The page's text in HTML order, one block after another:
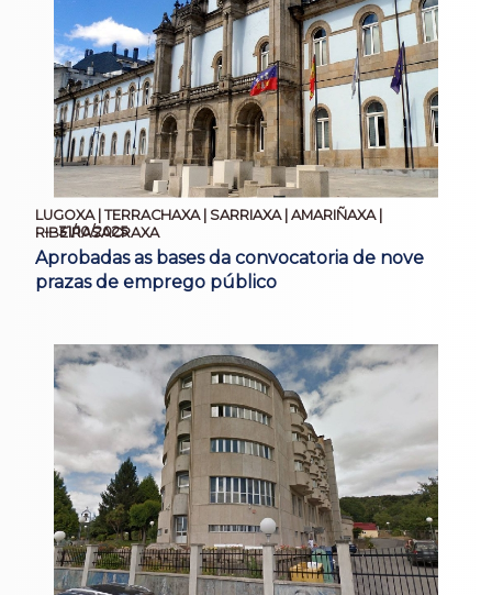
LUGOXA | TERRACHAXA | SARRIAXA | AMARIÑAXA |
RIBEIRASACRAXA
31/10/2025
Aprobadas as bases da convocatoria de nove
prazas de emprego público